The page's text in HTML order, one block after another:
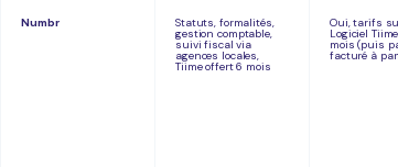
Numbr Statuts, formalités,
gestion comptable,
suivi fiscal via
agences locales,
Tiime offert 6 mois
Oui, tarifs
Logiciel
mois (puis
facturé à